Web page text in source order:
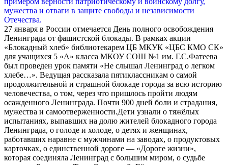
27 января в России отмечается День полного освобождения
Ленинграда от фашистской блокады. В рамках акции
«Блокадный хлеб» библиотекарем ЦБ МКУК «ЦБС КМО СК»
для учащихся 5 «А» класса МКОУ СОШ №1 им. Г.С.Фатеева
был проведен урок памяти «Не слышал Ленинград о легком
хлебе…». Ведущая рассказала пятиклассникам о самой
продолжительной и страшной блокаде города за всю историю
человечества, о том, через что пришлось пройти людям
осажденного Ленинграда. Почти 900 дней боли и страдания,
мужества и самоотверженности.Дети узнали о тяжёлых
испытаниях, выпавших на долю жителей блокадного города
Ленинграда, о голоде и холоде, о детях и женщинах,
работавших наравне с мужчинами на заводах, о продуктовых
карточках, о единственной дороге — «Дороге жизни»,
которая соединяла Ленинград с большим миром, о судьбе